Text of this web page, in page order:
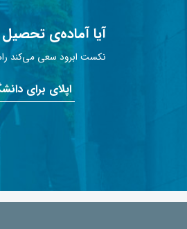
آیا آماده‌ی
نکست ابرود سعی می‌کند
اپلای برای